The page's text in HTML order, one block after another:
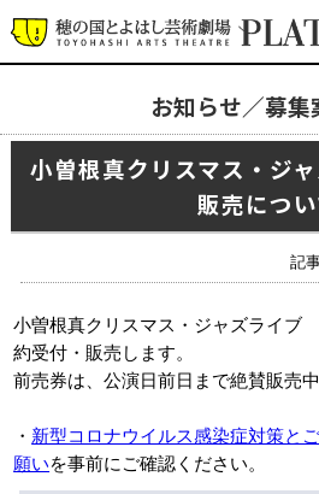
お知らせ／募
小曽根真クリスマス・ジ
販売につ
記
小曽根真クリスマス・ジャズライブ
約受付・販売します。
前売券は、公演日前日まで絶賛販売中
・ 新型コロナウイルス感染症対策と
願いを事前にご確認ください。
お知らせ／募集案内
サポート
関連団体・施設